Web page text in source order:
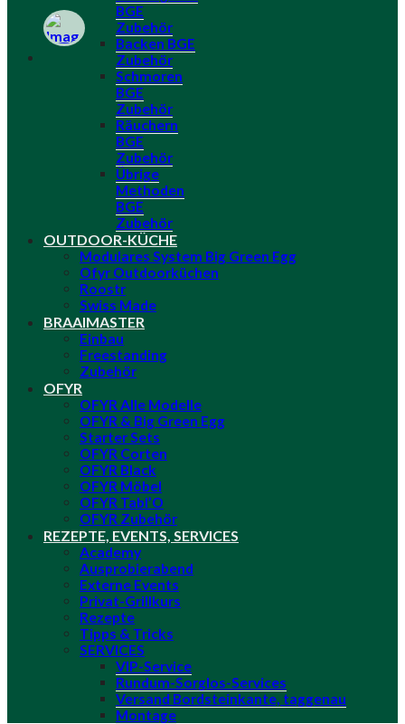
BGE
Zubehör
Backen BGE
Zubehör
Schmoren
BGE
Zubehör
Räuchern
BGE
Zubehör
Übrige
Methoden
BGE
Zubehör
OUTDOOR-KÜCHE
Modulares System Big Green Egg
Ofyr Outdoorküchen
Roostr
Swiss Made
BRAAIMASTER
Einbau
Freestanding
Zubehör
OFYR
OFYR Alle Modelle
OFYR & Big Green Egg
Starter Sets
OFYR Corten
OFYR Black
OFYR Möbel
OFYR Tabl’O
OFYR Zubehör
REZEPTE, EVENTS, SERVICES
Academy
Ausprobierabend
Externe Events
Privat-Grillkurs
Rezepte
Tipps & Tricks
SERVICES
VIP-Service
Rundum-Sorglos-Services
Versand Bordsteinkante, taggenau
Montage